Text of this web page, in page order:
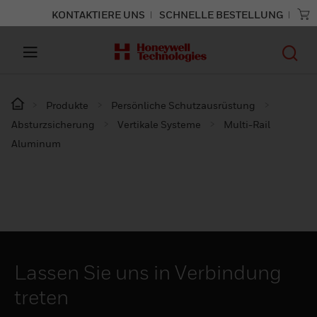
KONTAKTIERE UNS SCHNELLE BESTELLUNG
Produkte
Persönliche Schutzausrüstung
Absturzsicherung
Vertikale Systeme
Multi-Rail
Aluminum
Lassen Sie uns in Verbindung
treten